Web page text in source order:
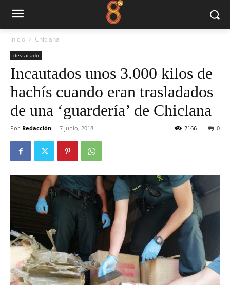
Inicio Chiclana
destacado
Incautados unos 3.000 kilos de
hachís cuando eran trasladados
de una ‘guardería’ de Chiclana
Por Redacción - 7 junio, 2018 0
2166